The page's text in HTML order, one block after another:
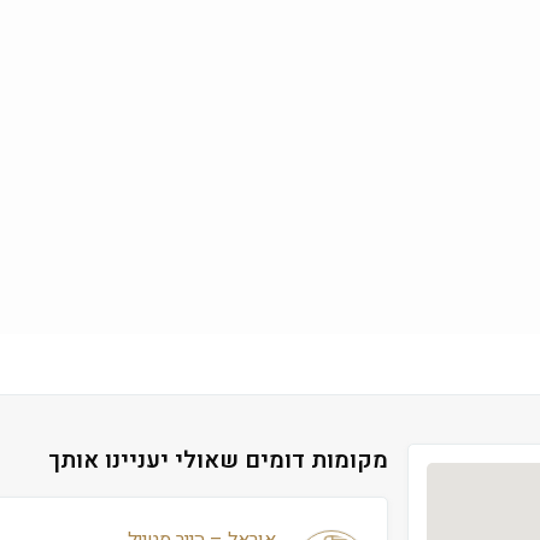
מקומות דומים שאולי יעניינו אותך